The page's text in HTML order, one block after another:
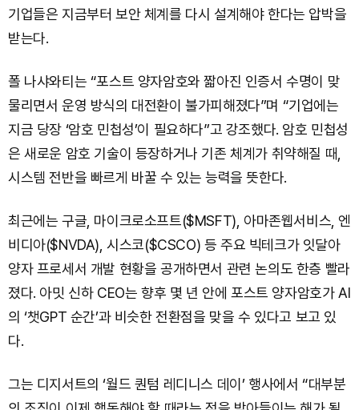
기업들은 지금부터 보안 체계를 다시 설계해야 한다는 압박을
받는다.
폴 나샤와티는 “포스트 양자암호와 짧아진 인증서 수명이 맞
물리면서 운영 방식의 대전환이 불가피해졌다”며 “기업에는
지금 당장 ‘암호 민첩성’이 필요하다”고 강조했다. 암호 민첩성
은 새로운 암호 기술이 등장하거나 기존 체계가 취약해질 때,
시스템 전반을 빠르게 바꿀 수 있는 능력을 뜻한다.
최근에는 구글, 마이크로소프트($MSFT), 아마존웹서비스, 엔
비디아($NVDA), 시스코($CSCO) 등 주요 빅테크가 잇달아
양자 프로세서 개발 현황을 공개하면서 관련 논의도 한층 빨라
졌다. 아밋 신하 CEO는 향후 몇 년 안에 포스트 양자암호가 AI
의 ‘챗GPT 순간’과 비슷한 전환점을 맞을 수 있다고 보고 있
다.
그는 디지서트의 ‘월드 퀀텀 레디니스 데이’ 행사에서 “대부분